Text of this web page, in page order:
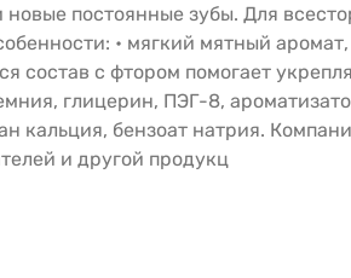
постоянные зубы. Для
• мягкий мятный
состав с фтором помогает
глицерин, ПЭГ-8,
кальция, бензоат натрия.
и другой продукц